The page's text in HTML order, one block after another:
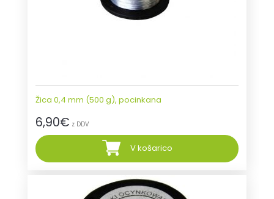
Žica 0,4 mm (500 g), pocinkana
6,90€ z DDV
V košarico